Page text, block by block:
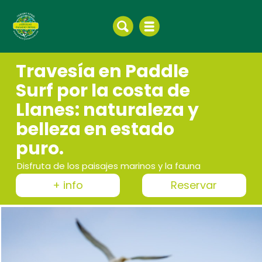
Travesía en Paddle
Surf por la costa de
Llanes: naturaleza y
belleza en estado
puro.
Disfruta de los paisajes marinos y la fauna
+ info Reservar